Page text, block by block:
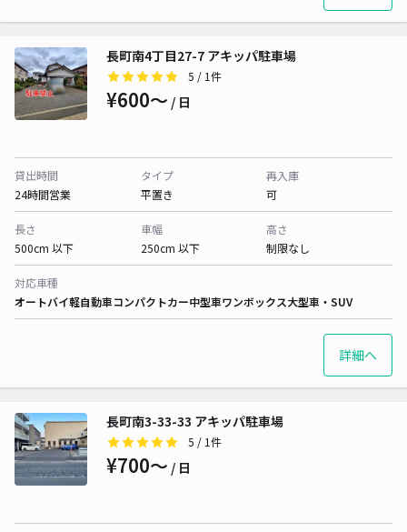
長町南4丁目27-7 アキッパ駐車場
5 / 1件
¥600〜 / 日
貸出時間
24時間営業
タイプ
平置き
再入庫
可
長さ
500cm 以下
車幅
250cm 以下
高さ
制限なし
対応車種
オートバイ軽自動車コンパクトカー中型車ワンボックス大型車・SUV
詳細へ
長町南3-33-33 アキッパ駐車場
5 / 1件
¥700〜 / 日